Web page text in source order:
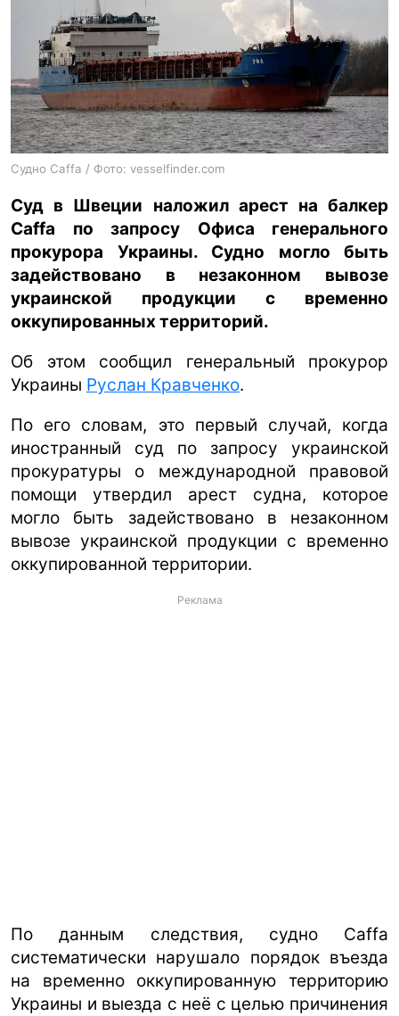
ua ru en
Судно Caffa / Фото: vesselfinder.com
Суд в Швеции наложил арест на балкер
Caffa по запросу Офиса генерального
прокурора Украины. Судно могло быть
задействовано в незаконном вывозе
украинской продукции с временно
оккупированных территорий.
Об этом сообщил генеральный прокурор
Украины Руслан Кравченко.
По его словам, это первый случай, когда
иностранный суд по запросу украинской
прокуратуры о международной правовой
помощи утвердил арест судна, которое
могло быть задействовано в незаконном
вывозе украинской продукции с временно
оккупированной территории.
Реклама
По данным следствия, судно Caffa
систематически нарушало порядок въезда
на временно оккупированную территорию
Украины и выезда с неё с целью причинения